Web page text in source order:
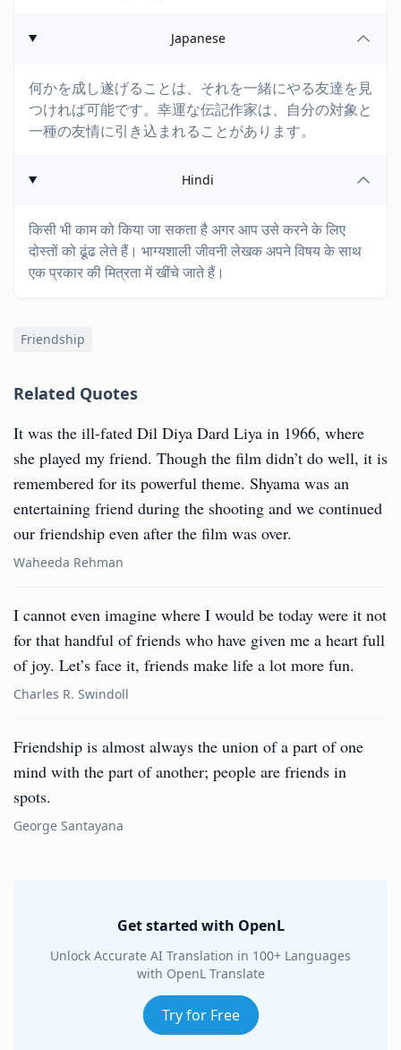
Japanese
何かを成し遂げることは、それを一緒にやる友達を見
つければ可能です。幸運な伝記作家は、自分の対象と
一種の友情に引き込まれることがあります。
Hindi
किसी भी काम को किया जा सकता है अगर आप उसे करने के लिए
दोस्तों को ढूंढ लेते हैं। भाग्यशाली जीवनी लेखक अपने विषय के साथ
एक प्रकार की मित्रता में खींचे जाते हैं।
Friendship
Related Quotes
It was the ill-fated Dil Diya Dard Liya in 1966, where
she played my friend. Though the film didn’t do well, it is
remembered for its powerful theme. Shyama was an
entertaining friend during the shooting and we continued
our friendship even after the film was over.
Waheeda Rehman
I cannot even imagine where I would be today were it not
for that handful of friends who have given me a heart full
of joy. Let’s face it, friends make life a lot more fun.
Charles R. Swindoll
Friendship is almost always the union of a part of one
mind with the part of another; people are friends in
spots.
George Santayana
Get started with OpenL
Unlock Accurate AI Translation in 100+ Languages
with OpenL Translate
Try for Free